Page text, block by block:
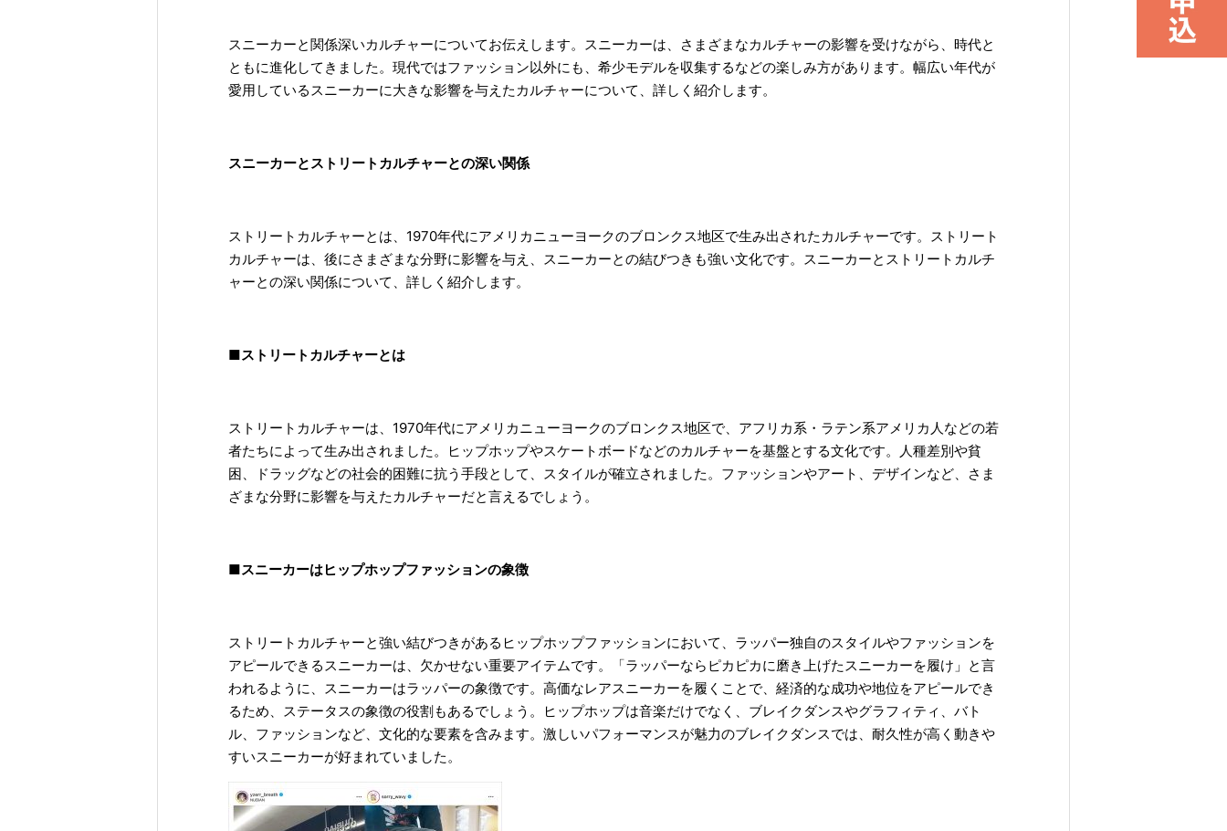
スニーカーと関係深いカルチャーについてお伝えします。スニーカーは、さまざまなカルチャーの影響を受けながら、時代と
ともに進化してきました。現代ではファッション以外にも、希少モデルを収集するなどの楽しみ方があります。幅広い年代が
愛用しているスニーカーに大きな影響を与えたカルチャーについて、詳しく紹介します。
スニーカーとストリートカルチャーとの深い関係
ストリートカルチャーとは、1970年代にアメリカニューヨークのブロンクス地区で生み出されたカルチャーです。ストリート
カルチャーは、後にさまざまな分野に影響を与え、スニーカーとの結びつきも強い文化です。スニーカーとストリートカルチ
ャーとの深い関係について、詳しく紹介します。
■ストリートカルチャーとは
ストリートカルチャーは、1970年代にアメリカニューヨークのブロンクス地区で、アフリカ系・ラテン系アメリカ人などの若
者たちによって生み出されました。ヒップホップやスケートボードなどのカルチャーを基盤とする文化です。人種差別や貧
困、ドラッグなどの社会的困難に抗う手段として、スタイルが確立されました。ファッションやアート、デザインなど、さま
ざまな分野に影響を与えたカルチャーだと言えるでしょう。
■スニーカーはヒップホップファッションの象徴
ストリートカルチャーと強い結びつきがあるヒップホップファッションにおいて、ラッパー独自のスタイルやファッションを
アピールできるスニーカーは、欠かせない重要アイテムです。「ラッパーならピカピカに磨き上げたスニーカーを履け」と言
われるように、スニーカーはラッパーの象徴です。高価なレアスニーカーを履くことで、経済的な成功や地位をアピールでき
るため、ステータスの象徴の役割もあるでしょう。ヒップホップは音楽だけでなく、ブレイクダンスやグラフィティ、バト
ル、ファッションなど、文化的な要素を含みます。激しいパフォーマンスが魅力のブレイクダンスでは、耐久性が高く動きや
すいスニーカーが好まれていました。